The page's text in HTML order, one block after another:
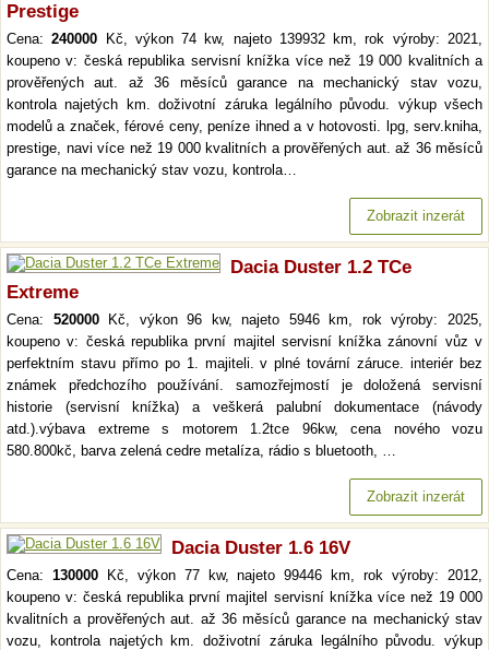
Prestige
Cena:240000 Kč, výkon 74 kw, najeto 139932 km, rok výroby: 2021,
koupeno v: česká republika servisní knížka více než 19 000 kvalitních a
prověřených aut. až 36 měsíců garance na mechanický stav vozu,
kontrola najetých km. doživotní záruka legálního původu. výkup všech
modelů a značek, férové ceny, peníze ihned a v hotovosti. lpg, serv.kniha,
prestige, navi více než 19 000 kvalitních a prověřených aut. až 36 měsíců
garance na mechanický stav vozu, kontrola…
Zobrazit inzerát
Dacia Duster 1.2 TCe
Extreme
Cena: 520000Kč, výkon 96 kw, najeto 5946 km, rok výroby: 2025,
koupeno v: česká republika první majitel servisní knížka zánovní vůz v
perfektním stavu přímo po 1. majiteli. v plné tovární záruce. interiér bez
známek předchozího používání. samozřejmostí je doložená servisní
historie (servisní knížka) a veškerá palubní dokumentace (návody
atd.).výbava extreme s motorem 1.2tce 96kw, cena nového vozu
580.800kč, barva zelená cedre metalíza, rádio s bluetooth, …
Zobrazit inzerát
Dacia Duster 1.6 16V
Cena: 130000Kč, výkon 77 kw, najeto 99446 km, rok výroby: 2012,
koupeno v: česká republika první majitel servisní knížka více než 19 000
kvalitních a prověřených aut. až 36 měsíců garance na mechanický stav
vozu, kontrola najetých km. doživotní záruka legálního původu. výkup